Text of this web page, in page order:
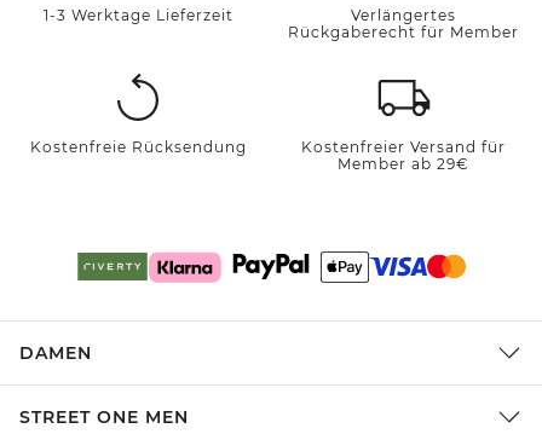
1-3 Werktage Lieferzeit
Verlängertes
Rückgaberecht für Member
Kostenfreie Rücksendung
Kostenfreier Versand für
Member ab 29€
DAMEN
STREET ONE MEN